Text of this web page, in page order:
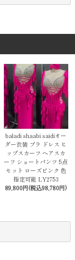
baladi shaabi saidiオー
ダー衣装 ブラ ドレス ヒ
ップスカーフ ヘアスカ
ーフ ショートパンツ 5点
セット ローズピンク 色
指定可能 LY2753
89,800円(税込98,780円)